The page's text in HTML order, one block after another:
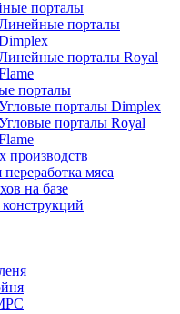
порталы
порталы
порталы Royal
порталы
порталы Dimplex
порталы Royal
производств
мяса
на базе